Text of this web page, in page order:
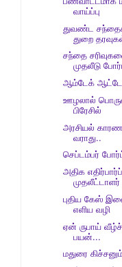
வாய்ப்பு
துவண்ட
துறை
சந்தை
முதலீடு
ஆம்டேக்
ஊழலால்
பிரேசில்
அரசியல்
வராது..
செப்டம்பர்
அதிக
புதிய கேஸ்
எளிய வழி
ஏன் ருபாய்
பயன்...
மதுரை